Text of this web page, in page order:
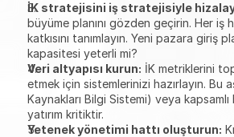
İK stratejisini iş stratejisiyle
büyüme planını gözden geçirin. Her iş
katkısını tanımlayın. Yeni pazara giriş
kapasitesi yeterli mi?
Veri altyapısı kurun: İK metriklerini
etmek için sistemlerinizi hazırlayın. Bu
Kaynakları Bilgi Sistemi) veya kapsamlı
yatırım kritiktir.
Yetenek yönetimi hattı oluşturun: